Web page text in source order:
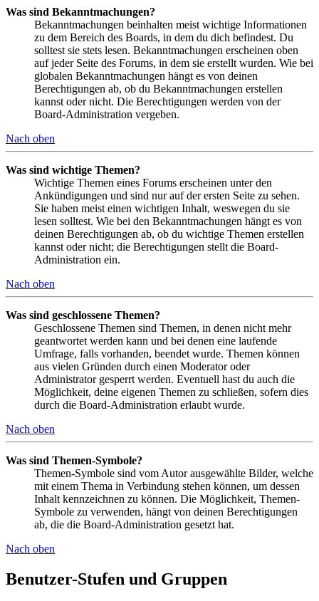
Was sind Bekanntmachungen?
Bekanntmachungen beinhalten meist wichtige Informationen
zu dem Bereich des Boards, in dem du dich befindest. Du
solltest sie stets lesen. Bekanntmachungen erscheinen oben
auf jeder Seite des Forums, in dem sie erstellt wurden. Wie bei
globalen Bekanntmachungen hängt es von deinen
Berechtigungen ab, ob du Bekanntmachungen erstellen
kannst oder nicht. Die Berechtigungen werden von der
Board-Administration vergeben.
Nach oben
Was sind wichtige Themen?
Wichtige Themen eines Forums erscheinen unter den
Ankündigungen und sind nur auf der ersten Seite zu sehen.
Sie haben meist einen wichtigen Inhalt, weswegen du sie
lesen solltest. Wie bei den Bekanntmachungen hängt es von
deinen Berechtigungen ab, ob du wichtige Themen erstellen
kannst oder nicht; die Berechtigungen stellt die Board-
Administration ein.
Nach oben
Was sind geschlossene Themen?
Geschlossene Themen sind Themen, in denen nicht mehr
geantwortet werden kann und bei denen eine laufende
Umfrage, falls vorhanden, beendet wurde. Themen können
aus vielen Gründen durch einen Moderator oder
Administrator gesperrt werden. Eventuell hast du auch die
Möglichkeit, deine eigenen Themen zu schließen, sofern dies
durch die Board-Administration erlaubt wurde.
Nach oben
Was sind Themen-Symbole?
Themen-Symbole sind vom Autor ausgewählte Bilder, welche
mit einem Thema in Verbindung stehen können, um dessen
Inhalt kennzeichnen zu können. Die Möglichkeit, Themen-
Symbole zu verwenden, hängt von deinen Berechtigungen
ab, die die Board-Administration gesetzt hat.
Nach oben
Benutzer-Stufen und Gruppen